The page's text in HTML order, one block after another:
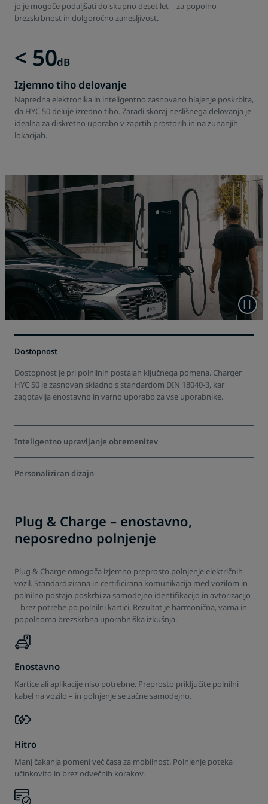
jo je mogoče podaljšati do skupno deset let – za popolno
brezskrbnost in dolgoročno zanesljivost.
< 50dB
Izjemno tiho delovanje
Napredna elektronika in inteligentno zasnovano hlajenje poskrbita,
da HYC 50 deluje izredno tiho. Zaradi skoraj neslišnega delovanja je
idealna za diskretno uporabo v zaprtih prostorih in na zunanjih
lokacijah.
Dostopnost
Dostopnost je pri polnilnih postajah ključnega pomena. Charger
HYC 50 je zasnovan skladno s standardom DIN 18040‑3, kar
zagotavlja enostavno in varno uporabo za vse uporabnike.
Inteligentno upravljanje obremenitev
obremenitev – pametno upravljanje obremenitev poveča
Personaliziran dizajn
vašo celostno podobo.
Plug & Charge – enostavno,
neposredno polnjenje
Plug & Charge omogoča izjemno preprosto polnjenje električnih
vozil. Standardizirana in certificirana komunikacija med vozilom in
polnilno postajo poskrbi za samodejno identifikacijo in avtorizacijo
– brez potrebe po polnilni kartici. Rezultat je harmonična, varna in
popolnoma brezskrbna uporabniška izkušnja.
Enostavno
Kartice ali aplikacije niso potrebne. Preprosto priključite polnilni
kabel na vozilo – in polnjenje se začne samodejno.
Hitro
Manj čakanja pomeni več časa za mobilnost. Polnjenje poteka
učinkovito in brez odvečnih korakov.